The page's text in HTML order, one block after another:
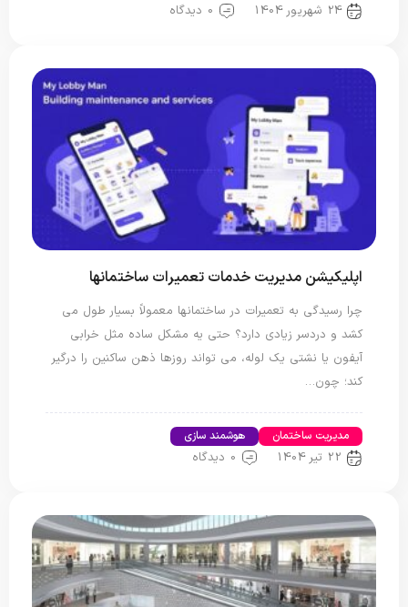
24 شهریور 1404 0 دیدگاه
اپلیکیشن مدیریت خدمات تعمیرات ساختمانها
چرا رسیدگی به تعمیرات در ساختمانها معمولاً بسیار طول می
کشد و دردسر زیادی دارد؟ حتی یه مشکل ساده مثل خرابی
آیفون یا نشتی یک لوله، می تواند روزها ذهن ساکنین را درگیر
کند؛ چون…
مدیریت ساختمان هوشمند سازی
22 تیر 1404 0 دیدگاه